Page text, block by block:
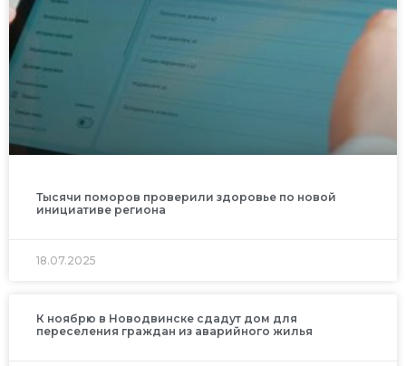
Тысячи поморов проверили здоровье по новой
инициативе региона
18.07.2025
К ноябрю в Новодвинске сдадут дом для
переселения граждан из аварийного жилья